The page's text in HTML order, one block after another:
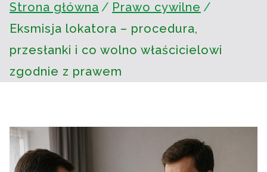
Strona główna
Prawo cywilne
Eksmisja lokatora – procedura,
przesłanki i co wolno właścicielowi
zgodnie z prawem